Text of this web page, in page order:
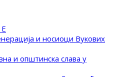
и носиоци Вукових
и општинска слава у